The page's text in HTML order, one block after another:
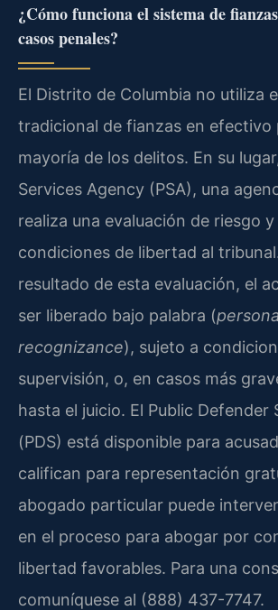
¿Cómo funciona el sistema de
casos penales?
El Distrito de Columbia no utiliza
tradicional de fianzas en efectivo
mayoría de los delitos. En su
Services Agency (PSA), una
realiza una evaluación de riesgo
condiciones de libertad al
resultado de esta evaluación, el
ser liberado bajo palabra (
recognizance), sujeto a
supervisión, o, en casos más
hasta el juicio. El Public Defender
(PDS) está disponible para
califican para representación
abogado particular puede
en el proceso para abogar por
libertad favorables. Para una
comuníquese al (888) 437-7747.